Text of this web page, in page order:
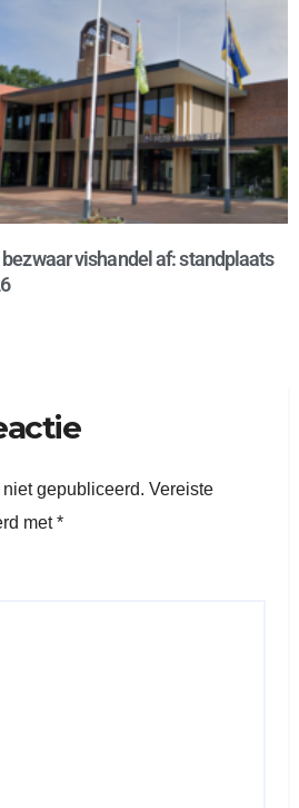
vishandel af: standplaats
gepubliceerd. Vereiste
met*